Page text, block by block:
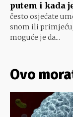
putem i kada
često osjećate
snom ili
moguće je da...
Ovo